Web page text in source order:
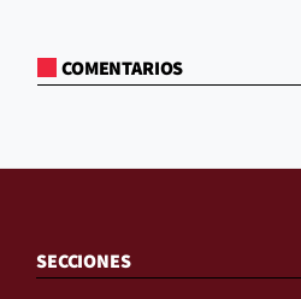
COMENTARIOS
SECCIONES